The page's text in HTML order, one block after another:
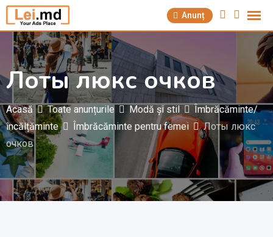
Săriți
la
conținut
Anunț
Лоты люкс очков
Acasă Toate anunțurile Modă și stil
Îmbrăcăminte/
încălțăminte
Îmbrăcăminte pentru femei
Лоты люкс
очков